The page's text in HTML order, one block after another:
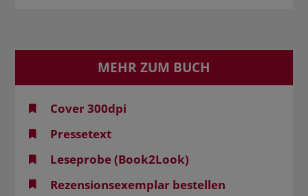
MEHR ZUM BUCH
Cover 300dpi
Pressetext
Leseprobe (Book2Look)
Rezensionsexemplar bestellen